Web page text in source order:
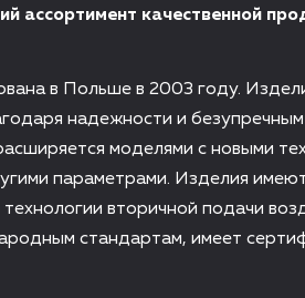
ассортимент качественной
в Польше в 2003 году.
надежности и
моделями с новыми
параметрами. Изделия
технологии вторичной подачи
стандартам, имеет